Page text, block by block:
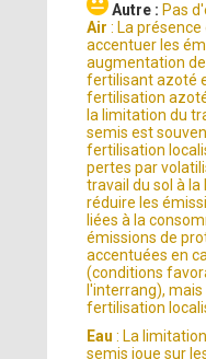
Autre : Pas
Air : La
accentuer les
augmentation
fertilisant azoté
fertilisation
la limitation du
semis est
fertilisation
pertes par
travail du sol à
réduire les
liées à la
émissions de
accentuées en
(conditions
l'interrang),
fertilisation
Eau : La
semis joue sur